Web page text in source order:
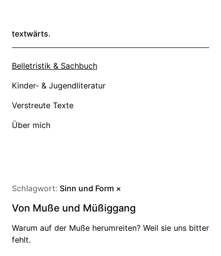
textwärts.
Belletristik & Sachbuch
Kinder- & Jugendliteratur
Verstreute Texte
Über mich
Schlagwort: Sinn und Form ×
Von Muße und Müßiggang
Warum auf der Muße herumreiten? Weil sie uns bitter
fehlt.